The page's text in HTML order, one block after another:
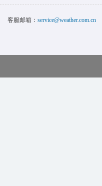
客服邮箱： service@weather.com.cn